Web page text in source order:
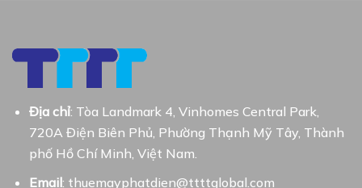
Địa chỉ: Tòa Landmark 4, Vinhomes Central Park,
720A Điện Biên Phủ, Phường Thạnh Mỹ Tây, Thành
phố Hồ Chí Minh, Việt Nam.
Email: thuemayphatdien@ttttglobal.com